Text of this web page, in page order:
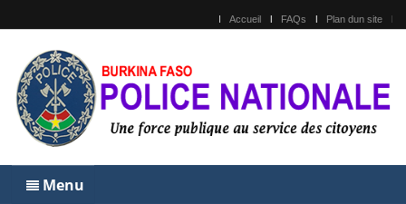
Accueil FAQs Plan dun site
Menu